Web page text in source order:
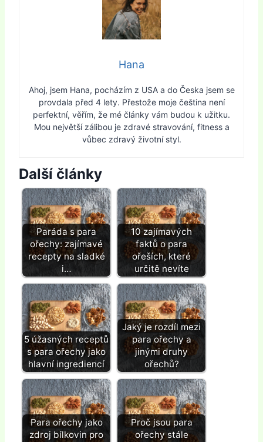
Hana
Ahoj, jsem Hana, pocházím z USA a do Česka jsem se
provdala před 4 lety. Přestože moje čeština není
perfektní, věřím, že mé články vám budou k užitku.
Mou největší zálibou je zdravé stravování, fitness a
vůbec zdravý životní styl.
Další články
Paráda s para
ořechy: zajímavé
recepty na sladké
i…
10 zajímavých
faktů o para
ořeších, které
určitě nevíte
5 úžasných receptů
s para ořechy jako
hlavní ingrediencí
Jaký je rozdíl mezi
para ořechy a
jinými druhy
ořechů?
Para ořechy jako
zdroj bílkovin pro
Proč jsou para
ořechy stále